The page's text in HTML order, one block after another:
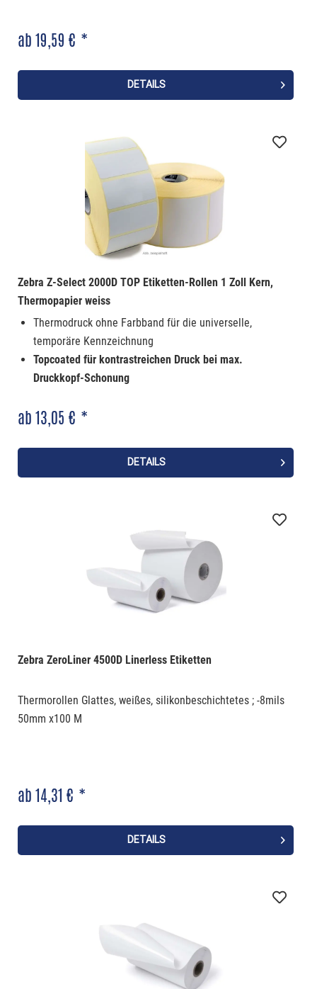
ab 19,59 € *
DETAILS
Zebra Z-Select 2000D TOP Etiketten-Rollen 1 Zoll Kern,
Thermopapier weiss
Thermodruck ohne Farbband für die universelle,
temporäre Kennzeichnung
Topcoated für kontrastreichen Druck bei max.
Druckkopf-Schonung
Verfügbar in vielen Etiketten-Formaten
ab 13,05 € *
DETAILS
Zebra ZeroLiner 4500D Linerless Etiketten
Thermorollen Glattes, weißes, silikonbeschichtetes ; -8mils
50mm x100 M
ab 14,31 € *
DETAILS